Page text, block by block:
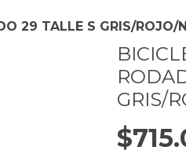
29 TALLE S GRIS/ROJO/
GRIS/